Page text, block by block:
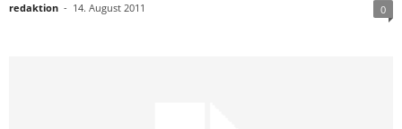
redaktion - 14. August 2011 0